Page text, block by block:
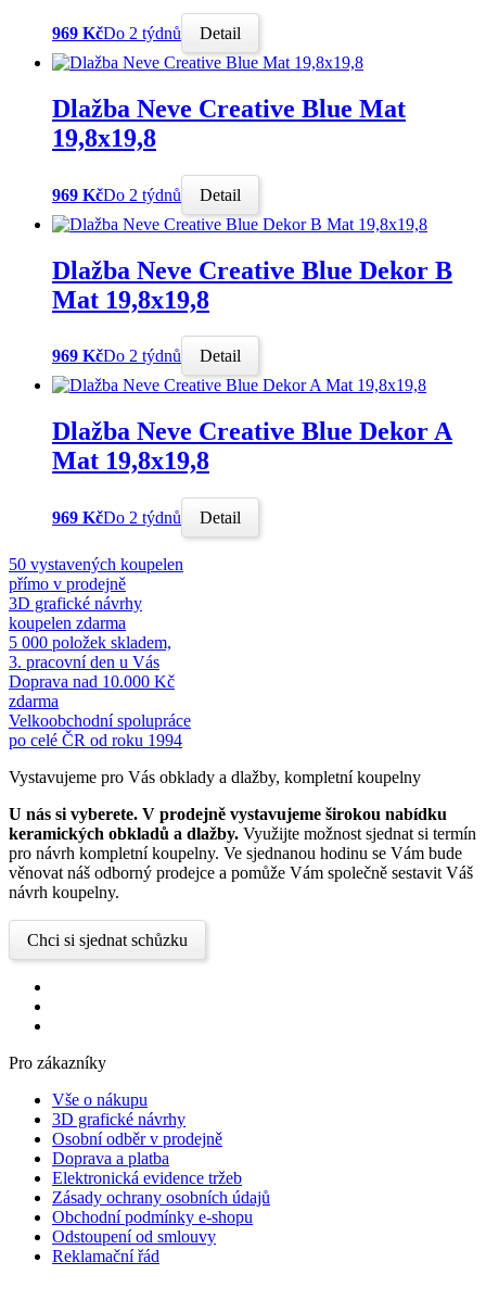
969 KčDo 2 týdnů Detail
Dlažba Neve Creative Blue Mat
19,8x19,8
969 KčDo 2 týdnů Detail
Dlažba Neve Creative Blue Dekor B
Mat 19,8x19,8
969 KčDo 2 týdnů Detail
Dlažba Neve Creative Blue Dekor A
Mat 19,8x19,8
969 KčDo 2 týdnů Detail
50 vystavených koupelen
přímo v prodejně
3D grafické návrhy
koupelen zdarma
5 000 položek skladem,
3. pracovní den u Vás
Doprava nad 10.000 Kč
zdarma
Velkoobchodní spolupráce
po celé ČR od roku 1994
Vystavujeme pro Vás obklady a dlažby, kompletní koupelny
U nás si vyberete. V prodejně vystavujeme širokou nabídku
keramických obkladů a dlažby. Využijte možnost sjednat si termín
pro návrh kompletní koupelny. Ve sjednanou hodinu se Vám bude
věnovat náš odborný prodejce a pomůže Vám společně sestavit Váš
návrh koupelny.
Chci si sjednat schůzku
Pro zákazníky
Vše o nákupu
3D grafické návrhy
Osobní odběr v prodejně
Doprava a platba
Elektronická evidence tržeb
Zásady ochrany osobních údajů
Obchodní podmínky e-shopu
Odstoupení od smlouvy
Reklamační řád